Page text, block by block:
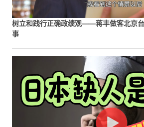
树立和践行正确政绩观——蒋丰做客北京
事